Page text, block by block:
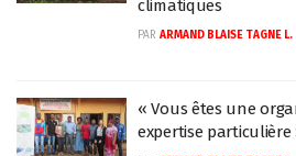
climatiques
PAR ARMAND BLAISE TAGNE L.
« Vous êtes une
expertise particulière